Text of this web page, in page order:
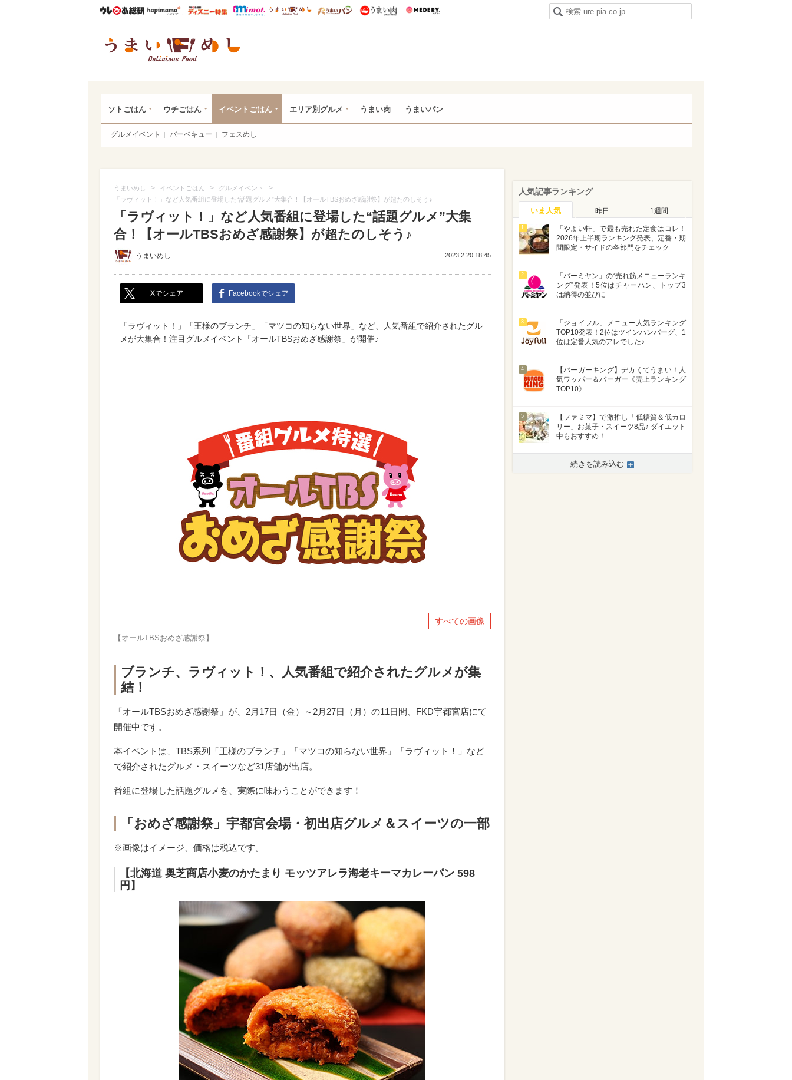
ウレぴあ総研ハピママ* ウレぴあ総研 ディズニー特集
mimot. うまいめし うまいパン うまい肉
ソトごはん ウチごはん イベントごはん エリア別グルメ うまい肉 うまいパン
グルメイベント バーベキュー フェスめし
うまいめし > イベントごはん > グルメイベント >
「ラヴィット！」など人気番組に登場した“話題グルメ”大集合！【オールTBSおめざ感謝祭】が超たのしそう♪
「ラヴィット！」など人気番組に登場した“話題グルメ”大集
合！【オールTBSおめざ感謝祭】が超たのしそう♪
うまいめし 2023.2.20 18:45
Xでシェア Facebookでシェア
「ラヴィット！」「王様のブランチ」「マツコの知らない世界」など、人気番組で紹介されたグル
メが大集合！注目グルメイベント「オールTBSおめざ感謝祭」が開催♪
すべての画像
【オールTBSおめざ感謝祭】
ブランチ、ラヴィット！、人気番組で紹介されたグルメが集
結！
「オールTBSおめざ感謝祭」が、2月17日（金）～2月27日（月）の11日間、FKD宇都宮店にて
開催中です。
本イベントは、TBS系列「王様のブランチ」「マツコの知らない世界」「ラヴィット！」など
で紹介されたグルメ・スイーツなど31店舗が出店。
番組に登場した話題グルメを、実際に味わうことができます！
「おめざ感謝祭」宇都宮会場・初出店グルメ＆スイーツの一部
※画像はイメージ、価格は税込です。
【北海道 奥芝商店小麦のかたまり モッツアレラ海老キーマカレーパン 598
円】
人気記事ランキング
いま人気 昨日 1週間
1
「やよい軒」で最も売れた定食はコレ！
2026年上半期ランキング発表、定番・期
間限定・サイドの各部門をチェック
2
「バーミヤン」の“売れ筋メニューランキ
ング”発表！5位はチャーハン、トップ3
は納得の並びに
3
「ジョイフル」メニュー人気ランキング
TOP10発表！2位はツインハンバーグ、1
位は定番人気のアレでした♪
4
【バーガーキング】デカくてうまい！人
気ワッパー＆バーガー《売上ランキング
TOP10》
5
【ファミマ】で激推し「低糖質＆低カロ
リー」お菓子・スイーツ8品♪ ダイエット
中もおすすめ！
続きを読み込む